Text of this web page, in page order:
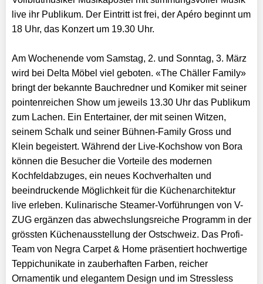
live ihr Publikum. Der Eintritt ist frei, der Apéro beginnt um
18 Uhr, das Konzert um 19.30 Uhr.
Am Wochenende vom Samstag, 2. und Sonntag, 3. März
wird bei Delta Möbel viel geboten. «The Chäller Family»
bringt der bekannte Bauchredner und Komiker mit seiner
pointenreichen Show um jeweils 13.30 Uhr das Publikum
zum Lachen. Ein Entertainer, der mit seinen Witzen,
seinem Schalk und seiner Bühnen-Family Gross und
Klein begeistert. Während der Live-Kochshow von Bora
können die Besucher die Vorteile des modernen
Kochfeldabzuges, ein neues Kochverhalten und
beeindruckende Möglichkeit für die Küchenarchitektur
live erleben. Kulinarische Steamer-Vorführungen von V-
ZUG ergänzen das abwechslungsreiche Programm in der
grössten Küchenausstellung der Ostschweiz. Das Profi-
Team von Negra Carpet & Home präsentiert hochwertige
Teppichunikate in zauberhaften Farben, reicher
Ornamentik und elegantem Design und im Stressless